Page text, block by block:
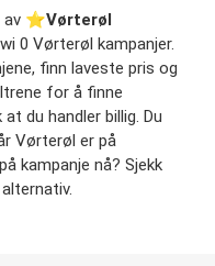
av ⭐️Vørterøl
0 Vørterøl kampanjer.
finn laveste pris og
for å finne
du handler billig. Du
Vørterøl er på
kampanje nå? Sjekk